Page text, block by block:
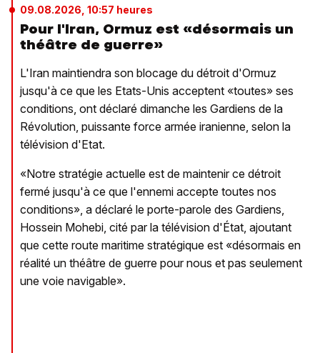
09.08.2026, 10:57 heures
Pour l'Iran, Ormuz est «désormais un
théâtre de guerre»
L'Iran maintiendra son blocage du détroit d'Ormuz
jusqu'à ce que les Etats-Unis acceptent «toutes» ses
conditions, ont déclaré dimanche les Gardiens de la
Révolution, puissante force armée iranienne, selon la
télévision d'Etat.
«Notre stratégie actuelle est de maintenir ce détroit
fermé jusqu'à ce que l'ennemi accepte toutes nos
conditions», a déclaré le porte-parole des Gardiens,
Hossein Mohebi, cité par la télévision d'État, ajoutant
que cette route maritime stratégique est «désormais en
réalité un théâtre de guerre pour nous et pas seulement
une voie navigable».